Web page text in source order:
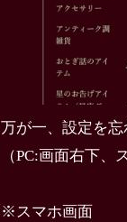
万が一、設定を
（PC:画面右下、
※スマホ画面